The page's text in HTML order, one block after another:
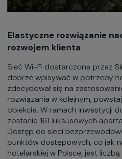
Elastyczne rozwiązanie
rozwojem klienta
Sieć Wi-Fi dostarczona przez
dobrze wpisywać w potrzeby
zdecydował się na
rozwiązania w kolejnym,
obiekcie. W ramach inwestycji
zostanie 161 luksusowych
Dostęp do sieci
punktów dostępowych, co jak
hotelarskiej w Polsce, jest